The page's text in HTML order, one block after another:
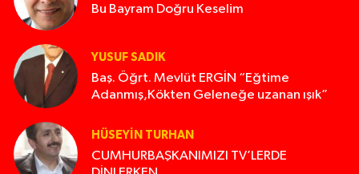
Bu Bayram Doğru Keselim
YUSUF SADIK
Baş. Öğrt. Mevlüt ERGİN “Eğtime
Adanmış,Kökten Geleneğe uzanan ışık”
HÜSEYIN TURHAN
CUMHURBAŞKANIMIZI TV’LERDE